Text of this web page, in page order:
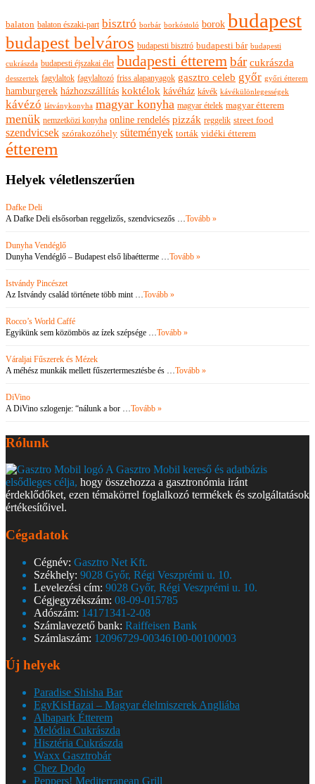
balaton balaton északi-part bisztró borbár borkóstoló borok budapest
budapest belváros budapesti bisztró budapesti bár budapesti
cukrászda budapesti éjszakai élet budapesti étterembár cukrászda
desszertek fagylaltok fagylaltozó friss alapanyagok gasztro celeb győr győri étterem
hamburgerek házhozszállítás koktélok kávéház kávék kávékülönlegességek
kávézó látványkonyha magyar konyha magyar ételek magyar étterem
menük nemzetközi konyha online rendelés pizzák reggelik street food
szendvicsek szórakozóhely sütemények torták vidéki étterem
étterem
Helyek véletlenszerűen
Dafke Deli
A Dafke Deli elsősorban reggelizős, szendvicsezős …Tovább »
Dunyha Vendéglő
Dunyha Vendéglő – Budapest első libaétterme …Tovább »
Istvándy Pincészet
Az Istvándy család története több mint …Tovább »
Rocco’s World Caffé
Egyikünk sem közömbös az ízek szépsége …Tovább »
Váraljai Fűszerek és Mézek
A méhész munkák mellett fűszertermesztésbe és …Tovább »
DiVino
A DiVino szlogenje: “nálunk a bor …Tovább »
Rólunk
A Gasztro Mobil kereső és adatbázis
elsődleges célja, hogy összehozza a gasztronómia iránt
érdeklődőket, ezen témakörrel foglalkozó termékek és szolgáltatások
értékesítőivel.
Cégadatok
Cégnév: Gasztro Net Kft.
Székhely: 9028 Győr, Régi Veszprémi u. 10.
Levelezési cím: 9028 Győr, Régi Veszprémi u. 10.
Cégjegyzékszám: 08-09-015785
Adószám: 14171341-2-08
Számlavezető bank: Raiffeisen Bank
Számlaszám: 12096729-00346100-00100003
Új helyek
Paradise Shisha Bar
EgyKisHazai – Magyar élelmiszerek Angliába
Albapark Étterem
Melódia Cukrászda
Hisztéria Cukrászda
Waxx Gasztrobár
Chez Dodo
Peppers! Mediterranean Grill